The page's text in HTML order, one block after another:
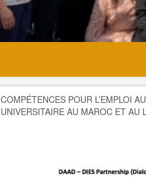
COMPÉTENCES POUR L’EMPLOI
UNIVERSITAIRE AU MAROC ET AU